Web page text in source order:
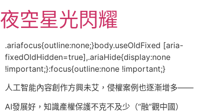
至
主
內
容
夜空星光閃耀
.ariafocus{outline:none;}body.useOldFixed [aria-
fixedOldHidden=true],.ariaHide{display:none
!important;}:focus{outline:none !important;}
人工智能內容創作方興未艾，侵權案例也逐漸增多——
AI發展好，知識產權保護不克不及少（“融”觀中國）